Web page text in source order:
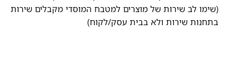
(שימו לב שירות של מוצרים למטבח המוסדי מקבלים שירות
בתחנות שירות ולא בבית עסק/לקוח)